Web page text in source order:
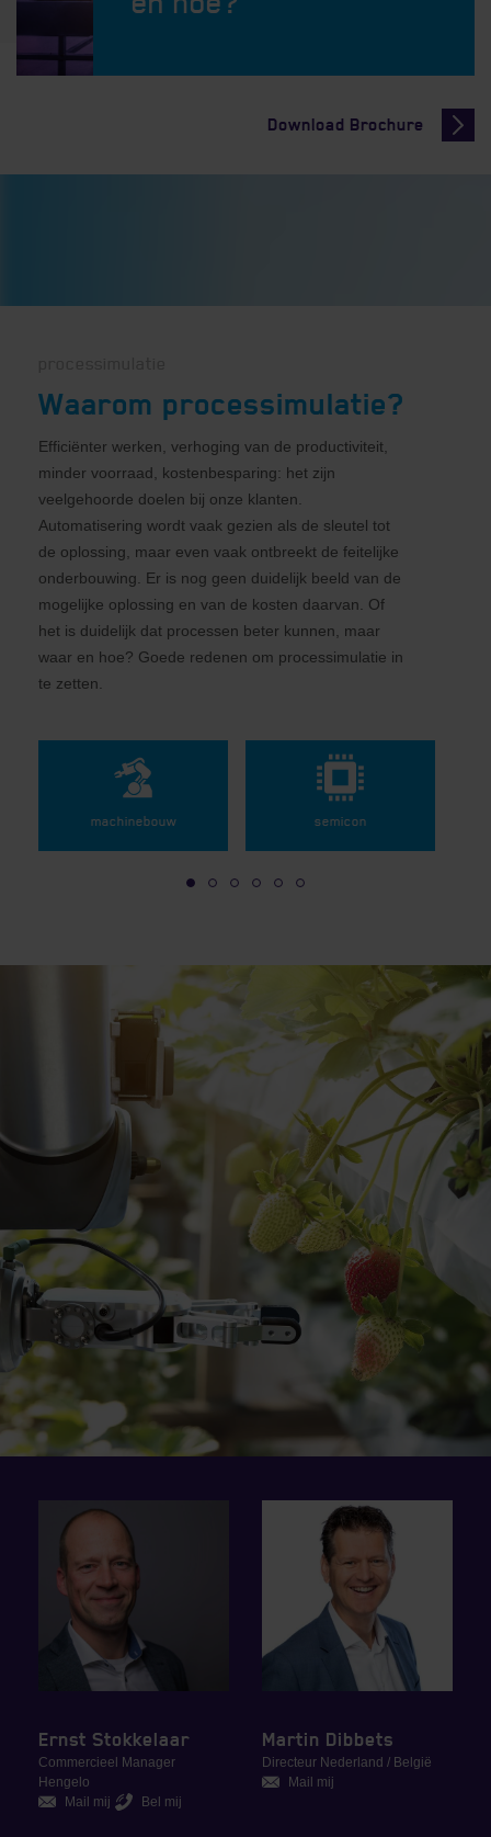
Download Brochure
Waarom processimulatie?
Efficiënter werken, verhoging van de productiviteit,
minder voorraad, kostenbesparing: het zijn
veelgehoorde doelen bij onze klanten.
Automatisering wordt vaak gezien als de sleutel tot
de oplossing, maar even vaak ontbreekt de feitelijke
onderbouwing. Er is nog geen duidelijk beeld van de
mogelijke oplossing en van de kosten daarvan. Of
het is duidelijk dat processen beter kunnen, maar
waar en hoe? Goede redenen om processimulatie in
te zetten.
machinebouw semicon
1 2 3 4 5 6
Ernst Stokkelaar
Commercieel Manager
Hengelo
Mail mij
Bel mij
Martin Dibbets
Directeur Nederland / België
Mail mij